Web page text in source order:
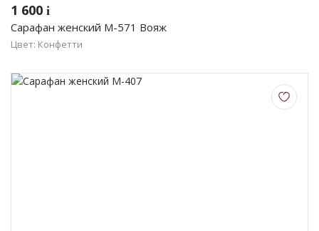
1 600 i
Сарафан женский М-571 Вояж
Цвет: Конфетти